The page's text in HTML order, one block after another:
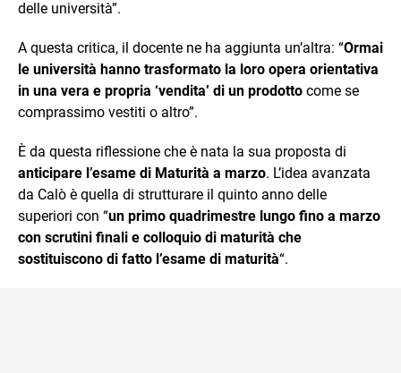
delle università”.
A questa critica, il docente ne ha aggiunta un’altra: “Ormai
le università hanno trasformato la loro opera orientativa
in una vera e propria ‘vendita’ di un prodotto come se
comprassimo vestiti o altro”.
È da questa riflessione che è nata la sua proposta di
anticipare l’esame di Maturità a marzo. L’idea avanzata
da Calò è quella di strutturare il quinto anno delle
superiori con “un primo quadrimestre lungo fino a marzo
con scrutini finali e colloquio di maturità che
sostituiscono di fatto l’esame di maturità“.